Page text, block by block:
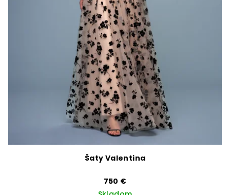
Šaty Valentina
750 €